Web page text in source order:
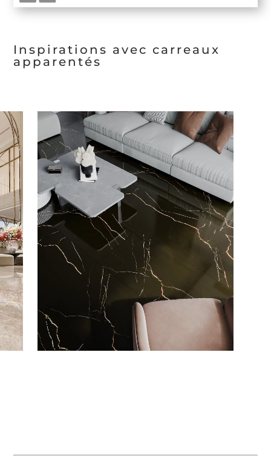
Inspirations avec carreaux
apparentés